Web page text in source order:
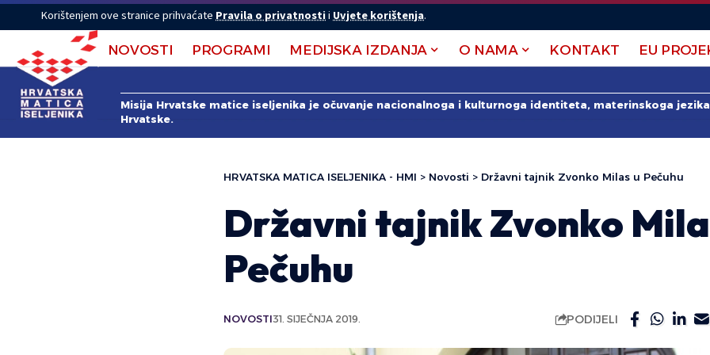
Korištenjem ove stranice prihvaćate Pravila o privatnostii Uvjete korištenja.
NOVOSTI PROGRAMI MEDIJSKA IZDANJA O NAMA KONTAKT EU
Misija Hrvatske matice iseljenika je očuvanje nacionalnoga i kulturnoga identiteta, materinskoga
Hrvatske.
HRVATSKA MATICA ISELJENIKA - HMI > Novosti > Državni tajnik Zvonko Milas u Pečuhu
Državni tajnik Zvonko
Pečuhu
NOVOSTI31. SIJEČNJA 2019. PODIJELI